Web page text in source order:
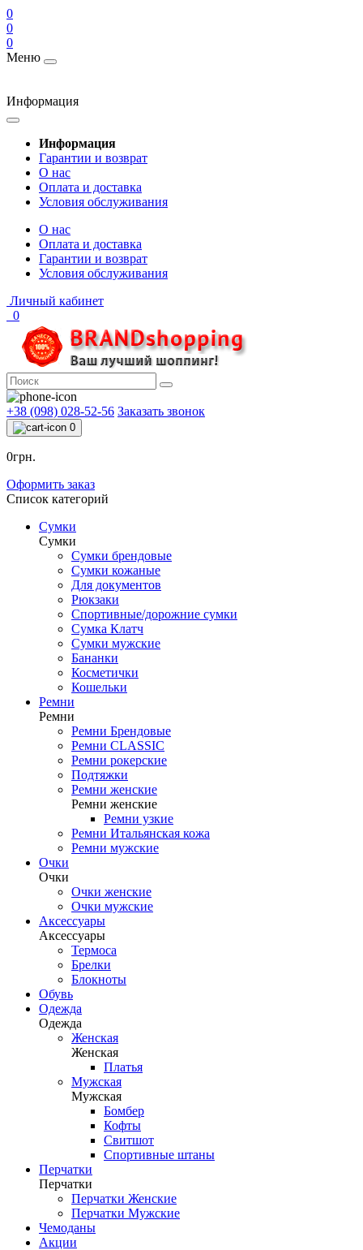
0
0
0
Меню
Информация
Информация
Гарантии и возврат
О нас
Оплата и доставка
Условия обслуживания
О нас
Оплата и доставка
Гарантии и возврат
Условия обслуживания
Личный кабинет
0
+38 (098) 028-52-56 Заказать звонок
0
0грн.
Оформить заказ
Список категорий
Сумки
Сумки
Сумки брендовые
Сумки кожаные
Для документов
Рюкзаки
Спортивные/дорожние сумки
Сумка Клатч
Сумки мужские
Бананки
Косметички
Кошельки
Ремни
Ремни
Ремни Брендовые
Ремни CLASSIC
Ремни рокерские
Подтяжки
Ремни женские
Ремни женские
Ремни узкие
Ремни Итальянская кожа
Ремни мужские
Очки
Очки
Очки женские
Очки мужские
Аксессуары
Аксессуары
Термоса
Брелки
Блокноты
Обувь
Одежда
Одежда
Женская
Женская
Платья
Мужская
Мужская
Бомбер
Кофты
Свитшот
Спортивные штаны
Перчатки
Перчатки
Перчатки Женские
Перчатки Мужские
Чемоданы
Акции